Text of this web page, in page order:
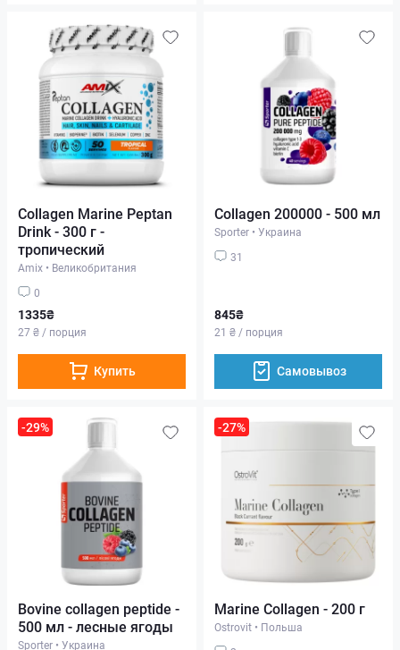
Collagen Marine Peptan
Drink - 300 г -
тропический
Amix • Великобритания
0
1335₴
27 ₴ / порция
Купить
Collagen 200000 - 500 мл
Sporter • Украина
31
845₴
21 ₴ / порция
Самовывоз
-29%
Bovine collagen peptide -
500 мл - лесные ягоды
Sporter • Украина
-27%
Marine Collagen - 200 г
Ostrovit • Польша